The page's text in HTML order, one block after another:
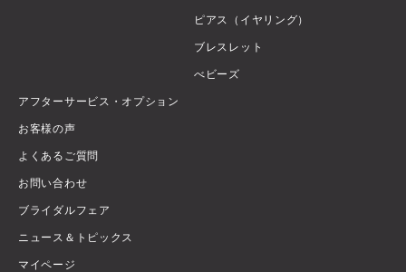
ピアス（イヤリング）
ブレスレット
べビーズ
アフターサービス・オプション
お客様の声
よくあるご質問
お問い合わせ
ブライダルフェア
ニュース＆トピックス
マイページ